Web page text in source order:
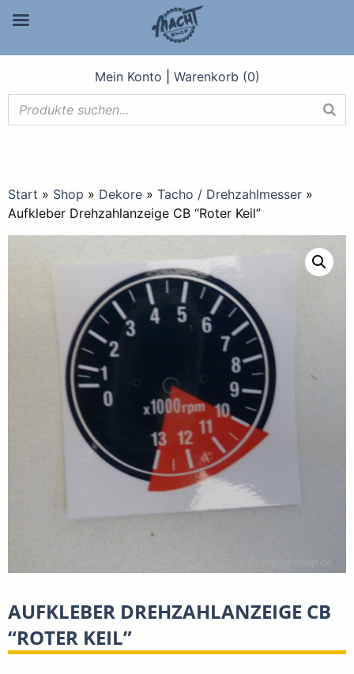
Mein Konto Warenkorb (0)
Start » Shop » Dekore » Tacho / Drehzahlmesser »
Aufkleber Drehzahlanzeige CB “Roter Keil”
AUFKLEBER DREHZAHLANZEIGE CB
“ROTER KEIL”